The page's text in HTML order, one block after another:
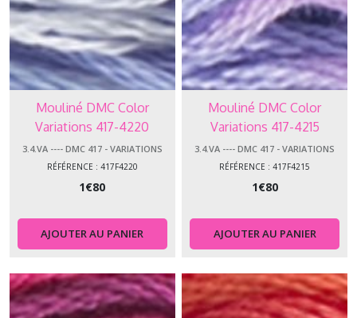
Mouliné DMC Color
Variations 417-4220
3.4.VA ---- DMC 417 - VARIATIONS
RÉFÉRENCE : 417F4220
1€80
AJOUTER AU PANIER
Mouliné DMC Color
Variations 417-4215
3.4.VA ---- DMC 417 - VARIATIONS
RÉFÉRENCE : 417F4215
1€80
AJOUTER AU PANIER